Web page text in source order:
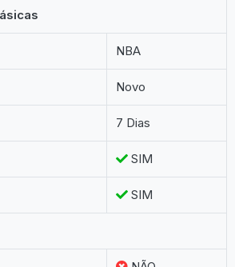
NBA
Novo
7 Dias
SIM
SIM